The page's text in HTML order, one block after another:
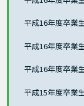
平成16年度卒
平成16年度卒
平成16年度卒
平成15年度卒